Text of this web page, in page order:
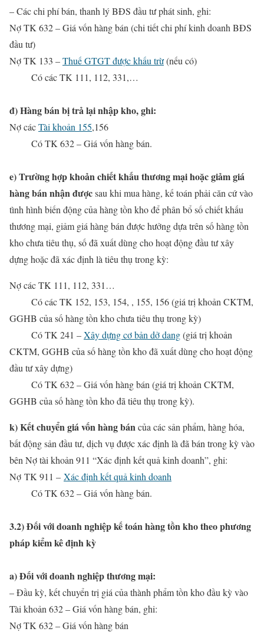
– Các chi phí bán, thanh lý BĐS đầu tư phát sinh, ghi:
Nợ TK 632 – Giá vốn hàng bán (chi tiết chi phí kinh doanh BĐS
đầu tư)
NợTK 133 –Thuế GTGT được khấu trừ(nếu có)
Có các TK 111, 112, 331,…
đ) Hàng bán bị trả lại nhập kho, ghi:
Nợ cácTài khoản 155,156
Có TK 632 – Giá vốn hàng bán.
e) Trường hợp khoản chiết khấu thương mại hoặc giảm giá
hàng bán nhận đượcsau khi mua hàng, kế toán phải căn cứ vào
tình hình biến động của hàng tồn kho để phân bổ số chiết khấu
thương mại, giảm giá hàng bán được hưởng dựa trên số hàng tồn
kho chưa tiêu thụ, số đã xuất dùng cho hoạt động đầu tư xây
dựng hoặc đã xác định là tiêu thụ trong kỳ:
Nợ các TK 111, 112, 331…
Có các TK 152, 153, 154, , 155, 156 (giá trị khoản CKTM,
GGHB của số hàng tồn kho chưa tiêu thụ trong kỳ)
CóTK 241 –Xây dựng cơ bản dở dang(giá trị khoản
CKTM, GGHB của số hàng tồn kho đã xuất dùng cho hoạt động
đầu tư xây dựng)
Có TK 632 – Giá vốn hàng bán (giá trị khoản CKTM,
GGHB của số hàng tồn kho đã tiêu thụ trong kỳ).
k) Kết chuyển giá vốn hàng báncủa các sản phẩm, hàng hóa,
bất động sản đầu tư, dịch vụ được xác định là đã bán trong kỳ vào
bên Nợ tài khoản 911 “Xác định kết quả kinh doanh”, ghi:
Nợ TK 911 – Xác định kết quả kinh doanh
Có TK 632 – Giá vốn hàng bán.
3.2) Đối với doanh nghiệp kế toán hàng tồn kho theophương
pháp kiểm kê định kỳ
a) Đối với doanh nghiệp thương mại:
– Đầu kỳ, kết chuyển trị giá của thành phẩm tồn kho đầu kỳ vào
Tài khoản 632 – Giá vốn hàng bán, ghi:
Nợ TK 632 – Giá vốn hàng bán